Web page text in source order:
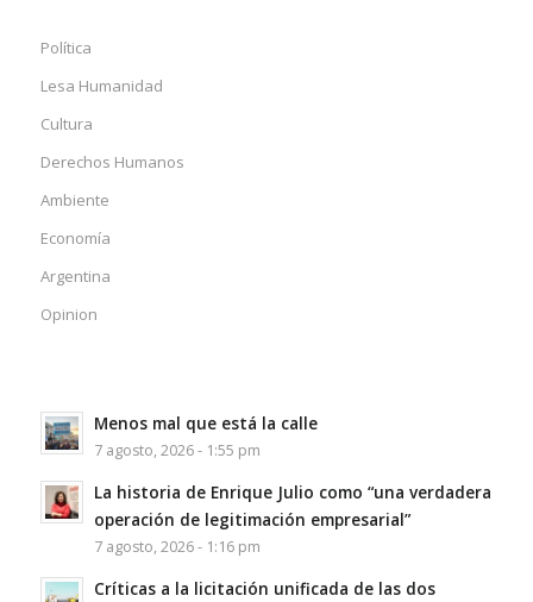
Política
Lesa Humanidad
Cultura
Derechos Humanos
Ambiente
Economía
Argentina
Opinion
Menos mal que está la calle
7 agosto, 2026 - 1:55 pm
La historia de Enrique Julio como “una verdadera
operación de legitimación empresarial”
7 agosto, 2026 - 1:16 pm
Críticas a la licitación unificada de las dos